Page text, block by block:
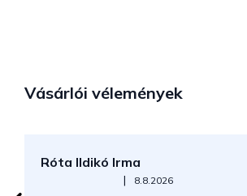
Vásárlói vélemények
Róta Ildikó Irma
Az áruház értékelése 5-ből 5 csillag.
| 8.8.2026